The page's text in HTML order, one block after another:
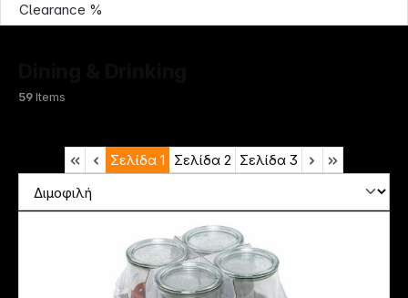
Clearance %
59Items
Σελίδα 1 Σελίδα2 Σελίδα3